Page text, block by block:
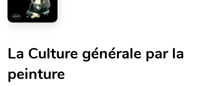
La Culture générale par la
peinture